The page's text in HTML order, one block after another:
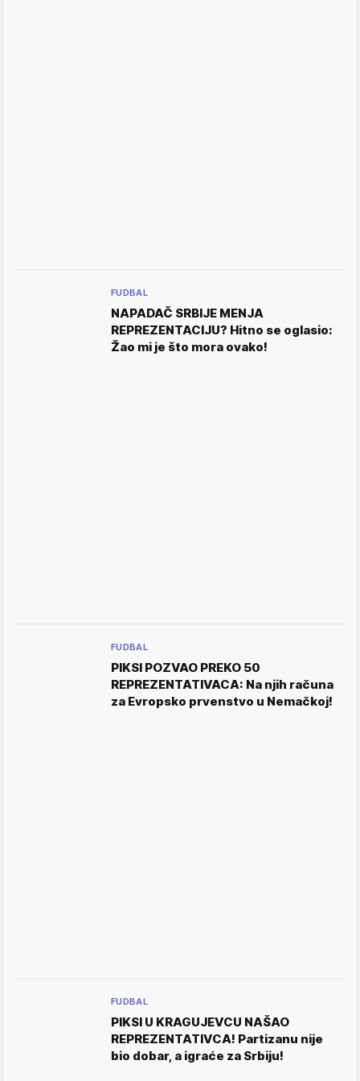
FUDBAL
NAPADAČ SRBIJE MENJA
REPREZENTACIJU? Hitno se oglasio:
Žao mi je što mora ovako!
FUDBAL
PIKSI POZVAO PREKO 50
REPREZENTATIVACA: Na njih računa
za Evropsko prvenstvo u Nemačkoj!
FUDBAL
PIKSI U KRAGUJEVCU NAŠAO
REPREZENTATIVCA! Partizanu nije
bio dobar, a igraće za Srbiju!